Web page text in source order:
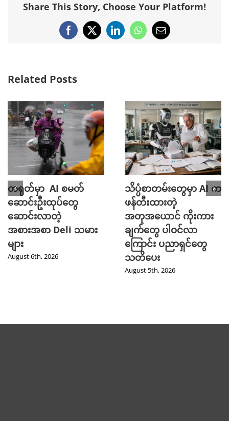
Share This Story, Choose Your Platform!
Facebook
X LinkedInWhatsApp
Email
Related Posts
တရုတ်မှာ AI စမတ်
ဆောင်းဦးထုပ်တွေ
ဆောင်းလာတဲ့
အစားအစာ Deli သမား
များ
August 6th, 2026
သိပ္ပံစာတမ်းတွေမှာ AI က
ဖန်တီးထားတဲ့
အတုအယောင် ကိုးကား
ချက်တွေ ပါဝင်လာ
ကြောင်း ပညာရှင်တွေ
သတိပေး
August 5th, 2026